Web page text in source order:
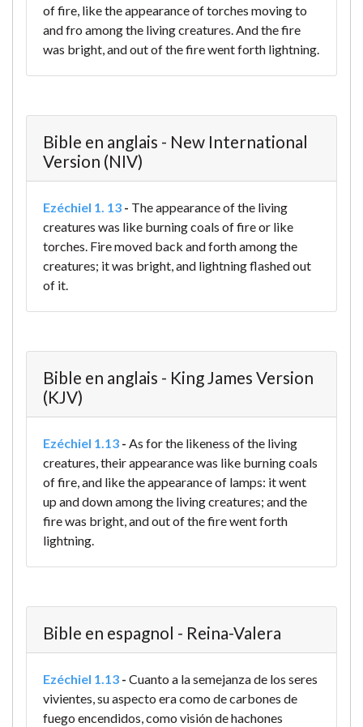
of fire, like the appearance of torches moving to
and fro among the living creatures. And the fire
was bright, and out of the fire went forth lightning.
Bible en anglais - New International
Version (NIV)
Ezéchiel 1. 13 - The appearance of the living
creatures was like burning coals of fire or like
torches. Fire moved back and forth among the
creatures; it was bright, and lightning flashed out
of it.
Bible en anglais - King James Version
(KJV)
Ezéchiel 1.13 - As for the likeness of the living
creatures, their appearance was like burning coals
of fire, and like the appearance of lamps: it went
up and down among the living creatures; and the
fire was bright, and out of the fire went forth
lightning.
Bible en espagnol - Reina-Valera
Ezéchiel 1.13 - Cuanto a la semejanza de los seres
vivientes, su aspecto era como de carbones de
fuego encendidos, como visión de hachones